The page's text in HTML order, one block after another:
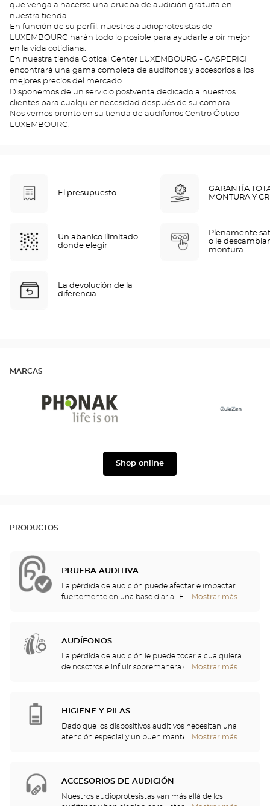
que venga a hacerse una prueba de audición gratuita en
nuestra tienda.
En función de su perfil, nuestros audioprotesistas de
LUXEMBOURG harán todo lo posible para ayudarle a oír mejor
en la vida cotidiana.
En nuestra tienda Optical Center LUXEMBOURG - GASPERICH
encontrará una gama completa de audífonos y accesorios a los
mejores precios del mercado.
Disponemos de un servicio postventa dedicado a nuestros
clientes para cualquier necesidad después de su compra.
Nos vemos pronto en su tienda de audífonos Centro Óptico
LUXEMBOURG.
El presupuesto
GARANTÍA
MONTURA Y
Un abanico ilimitado
donde elegir
Plenamente
o le
montura
La devolución de la
diferencia
MARCAS
Shop online
PRODUCTOS
PRUEBA AUDITIVA
La pérdida de audición puede afectar e impactar
fuertemente en una base diaria. ¡Es por eso que le
audición, lo que resulta en sonidos incómodos o
que se escuchan.
...Mostrar más
tiendas
AUDÍFONOS
La pérdida de audición le puede tocar a cualquiera
de nosotros e influir sobremanera en la actividad
como servicios y consejos de calidad por parte de
en audición y audioprotesistas están a su
disposición para ayudarle a elegir el audífono que
...Mostrar más
tiendas
HIGIENE Y PILAS
Dado que los dispositivos auditivos necesitan una
atención especial y un buen mantenimiento, podrá
...Mostrar más
tiendas
ACCESORIOS DE AUDICIÓN
Nuestros audioprotesistas van más allá de los